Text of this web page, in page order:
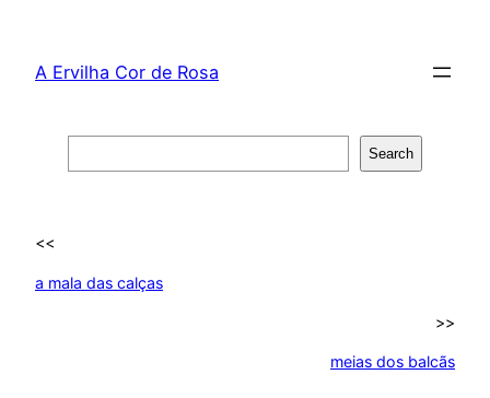
content
A Ervilha Cor de Rosa
Search
<<
a mala das calças
>>
meias dos balcãs